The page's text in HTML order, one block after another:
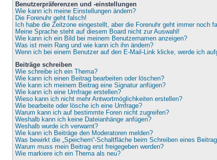
Benutzerpräferenzen und -einstellungen
Wie kann ich meine Einstellungen ändern?
Die Forenuhr geht falsch!
Ich habe die Zeitzone eingestellt, aber die Forenuhr geht immer noch
Meine Sprache steht auf diesem Board nicht zur Auswahl!
Wie kann ich ein Bild bei meinem Benutzernamen anzeigen?
Was ist mein Rang und wie kann ich ihn ändern?
Wenn ich bei einem Benutzer auf den E-Mail-Link klicke, werde ich
Beiträge schreiben
Wie schreibe ich ein Thema?
Wie kann ich einen Beitrag bearbeiten oder löschen?
Wie kann ich meinem Beitrag eine Signatur anfügen?
Wie kann ich eine Umfrage erstellen?
Wieso kann ich nicht mehr Antwortmöglichkeiten erstellen?
Wie bearbeite oder lösche ich eine Umfrage?
Warum kann ich auf bestimmte Foren nicht zugreifen?
Weshalb kann ich keine Dateianhänge anfügen?
Weshalb wurde ich verwarnt?
Wie kann ich Beiträge den Moderatoren melden?
Was bewirkt die „Speichern“-Schaltfläche beim Schreiben eines
Warum muss mein Beitrag erst freigegeben werden?
Wie markiere ich ein Thema als neu?